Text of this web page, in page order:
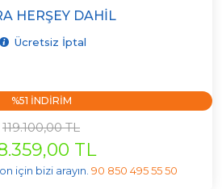
HERŞEY DAHIL
Ücretsiz İptal
%51 INDIRIM
119.100,00 TL
TL
için bizi arayın. 90 850 495 55 50